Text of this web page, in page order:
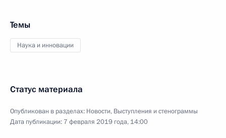
Темы
Наука и инновации
Статус материала
Опубликован в разделах: Новости, Выступления и стенограммы
Дата публикации: 7 февраля 2019 года, 14:00